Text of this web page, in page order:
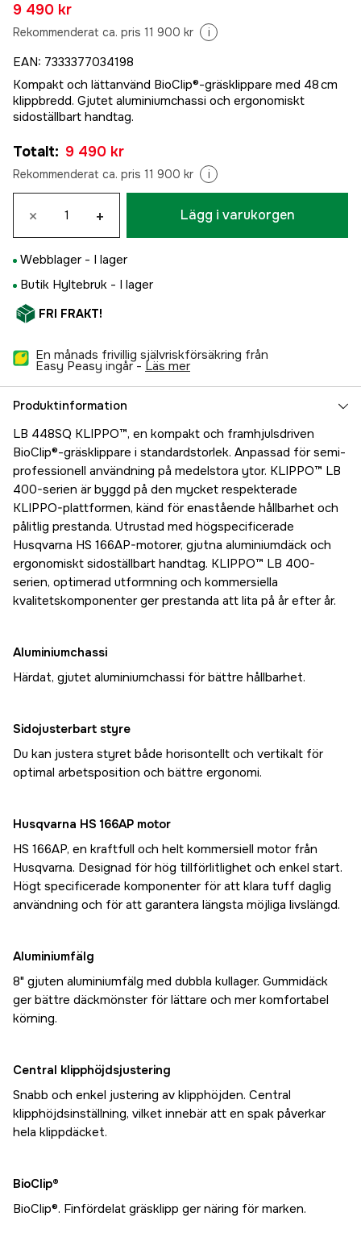
9 490 kr
Rekommenderat ca. pris 11 900 kr i
EAN: 7333377034198
Kompakt och lättanvänd BioClip®-gräsklippare med 48 cm
klippbredd. Gjutet aluminiumchassi och ergonomiskt
sidoställbart handtag.
Totalt: 9 490 kr
Rekommenderat ca. pris 11 900 kr i
× + Lägg i varukorgen
Webblager - I lager
Butik Hyltebruk - I lager
FRI FRAKT!
En månads frivillig självriskförsäkring från
Easy Peasy ingår - läs mer
Produktinformation
LB 448SQ KLIPPO™, en kompakt och framhjulsdriven
BioClip®-gräsklippare i standardstorlek. Anpassad för semi-
professionell användning på medelstora ytor. KLIPPO™ LB
400-serien är byggd på den mycket respekterade
KLIPPO-plattformen, känd för enastående hållbarhet och
pålitlig prestanda. Utrustad med högspecificerade
Husqvarna HS 166AP-motorer, gjutna aluminiumdäck och
ergonomiskt sidoställbart handtag. KLIPPO™ LB 400-
serien, optimerad utformning och kommersiella
kvalitetskomponenter ger prestanda att lita på år efter år.
Aluminiumchassi
Härdat, gjutet aluminiumchassi för bättre hållbarhet.
Sidojusterbart styre
Du kan justera styret både horisontellt och vertikalt för
optimal arbetsposition och bättre ergonomi.
Husqvarna HS 166AP motor
HS 166AP, en kraftfull och helt kommersiell motor från
Husqvarna. Designad för hög tillförlitlighet och enkel start.
Högt specificerade komponenter för att klara tuff daglig
användning och för att garantera längsta möjliga livslängd.
Aluminiumfälg
8" gjuten aluminiumfälg med dubbla kullager. Gummidäck
ger bättre däckmönster för lättare och mer komfortabel
körning.
Central klipphöjdsjustering
Snabb och enkel justering av klipphöjden. Central
klipphöjdsinställning, vilket innebär att en spak påverkar
hela klippdäcket.
BioClip®
BioClip®. Finfördelat gräsklipp ger näring för marken.